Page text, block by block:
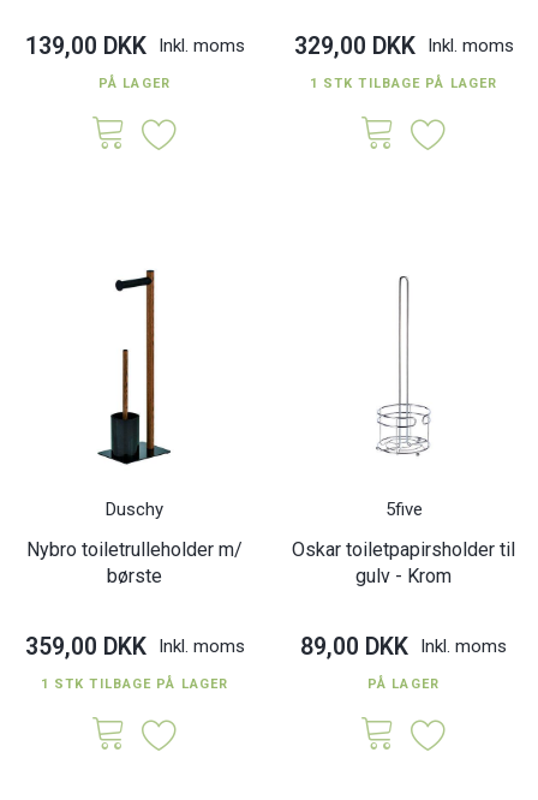
139,00 DKK Inkl. moms
PÅ LAGER
329,00 DKK Inkl. moms
1 STK TILBAGE PÅ LAGER
Duschy
Nybro toiletrulleholder m/
børste
359,00 DKK Inkl. moms
1 STK TILBAGE PÅ LAGER
5five
Oskar toiletpapirsholder til
gulv - Krom
89,00 DKK Inkl. moms
PÅ LAGER